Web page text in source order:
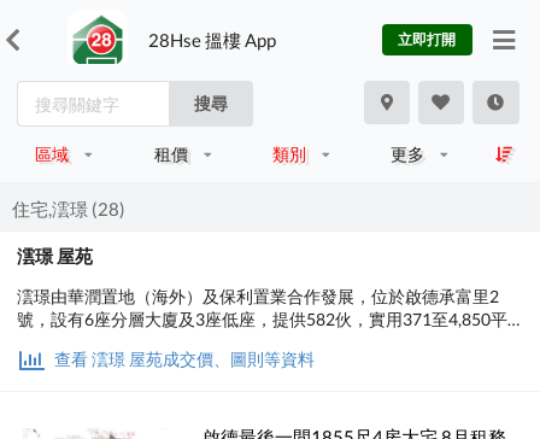
28Hse 搵樓 App 立即打開
搜尋
區域 租價 類別 更多
住宅,澐璟 (28)
澐璟 屋苑
澐璟由華潤置地（海外）及保利置業合作發展，位於啟德承富里2
號，設有6座分層大廈及3座低座，提供582伙，實用371至4,850平
查看 澐璟 屋苑成交價、圖則等資料